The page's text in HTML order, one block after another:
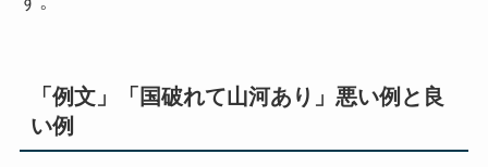
「例文」「国破れて山河あり」悪い例と良
い例